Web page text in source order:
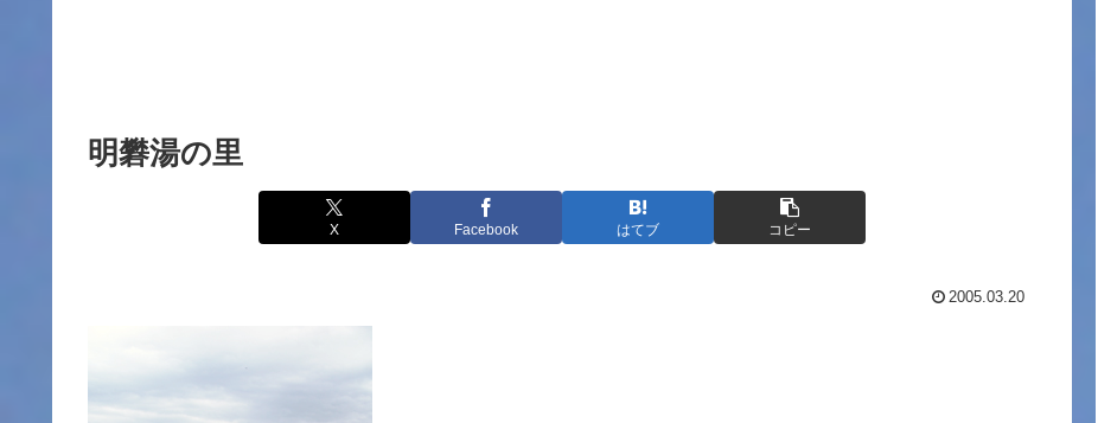
明礬湯の里
X Facebook はてブ コピー
2005.03.20